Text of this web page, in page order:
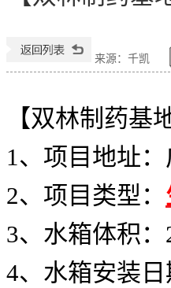
来源：千凯
【双林制药基
1、项目地址
2、项目类型：
3、水箱体积：
4、水箱安装日